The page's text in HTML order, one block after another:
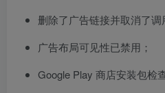
删除了广告链接并取消了调
广告布局可见性已禁用；
Google Play 商店安装包检